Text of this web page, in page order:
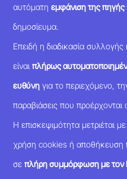
αυτόματηεμφάνιση της
δημοσίευμα.
Επειδή η διαδικασία
είναιπλήρως
ευθύνη για το περιεχόμενο,
παραβιάσεις που προέρχονται
Η επισκεψιμότητα μετριέται
χρήση cookies ή αποθήκευση
σεπλήρη συμμόρφωση με τον